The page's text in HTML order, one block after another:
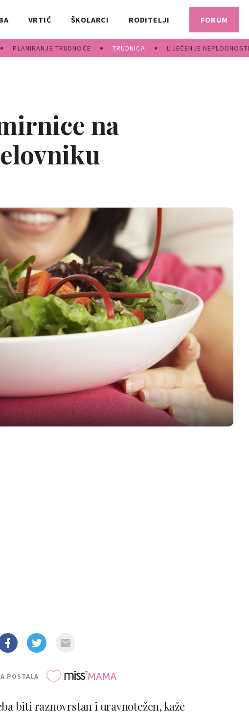
PLANIRANJE TRUDNOĆE TRUDNICA LIJEČENJE NEPLODNOSTI
VRTIĆ ŠKOLARCI RODITELJI FORUM
na
POSTALA
biti raznovrstan i uravnotežen, kaže